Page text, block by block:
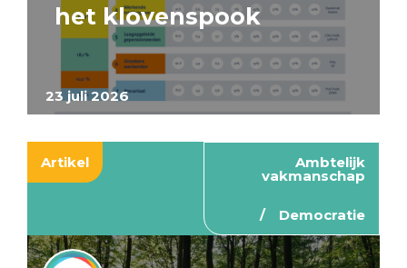
23 juli 2026
het klovenspook
Artikel Ambtelijk
vakmanschap
Democratie